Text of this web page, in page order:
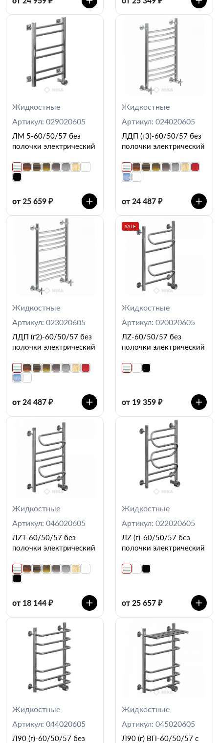
Жидкостные
Артикул: 029020605
ЛМ 5-60/50/57 без
полочки электрический
от 25 659 ₽
Жидкостные
Артикул: 024020605
ЛДП (г3)-60/50/57 без
полочки электрический
от 24 487 ₽
Жидкостные
Артикул: 023020605
ЛДП (г2)-60/50/57 без
полочки электрический
от 24 487 ₽
SALE
Жидкостные
Артикул: 020020605
ЛZ-60/50/57 без
полочки электрический
от 19 359 ₽
Жидкостные
Артикул: 046020605
ЛZT-60/50/57 без
полочки электрический
от 18 144 ₽
Жидкостные
Артикул: 022020605
ЛZ (г)-60/50/57 без
полочки электрический
от 25 657 ₽
Жидкостные
Артикул: 044020605
Л90 (г)-60/50/57 без
Жидкостные
Артикул: 045020605
Л90 (г) ВП-60/50/57 с